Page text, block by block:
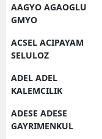
AAGYO AGAOGLU
GMYO
ACSEL ACIPAYAM
SELULOZ
ADEL ADEL
KALEMCILIK
ADESE ADESE
GAYRIMENKUL